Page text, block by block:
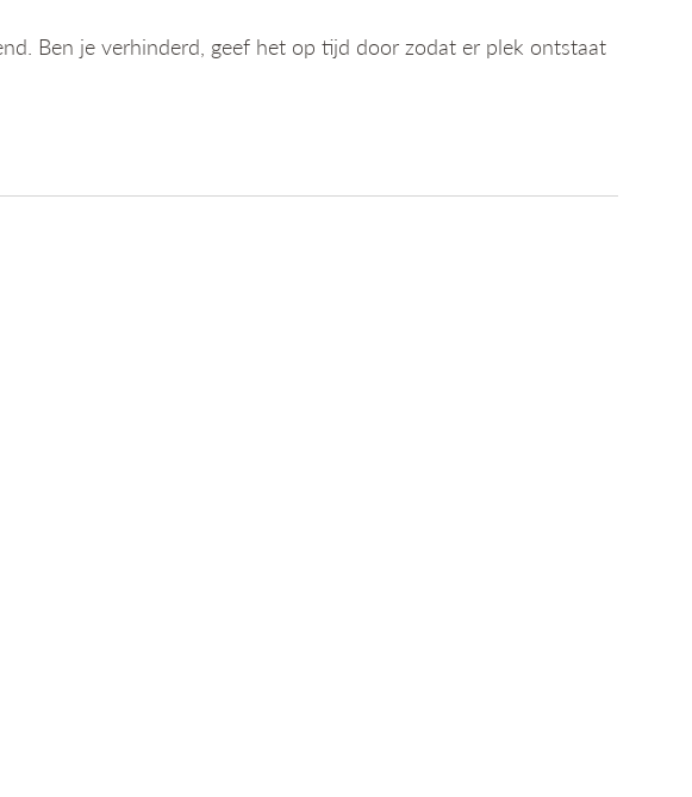
Ben je verhinderd, geef het op tijd door zodat er plek ontstaat